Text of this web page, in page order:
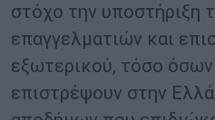
στόχο την υποστήριξη
επαγγελματιών και
εξωτερικού, τόσο
επιστρέψουν στην